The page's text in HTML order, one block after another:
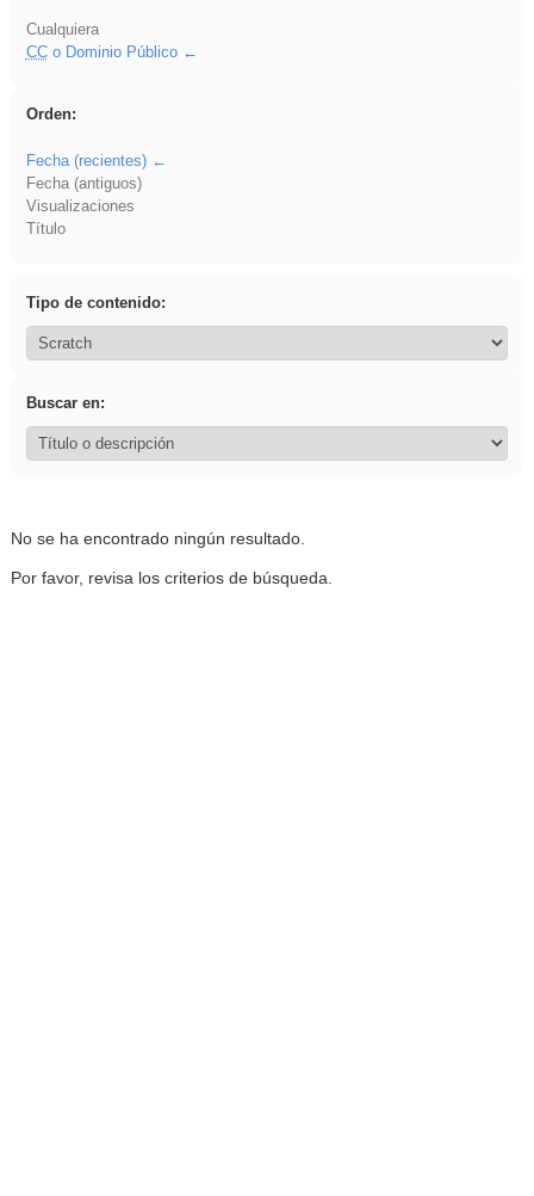
Cualquiera
CCo Dominio Público
Orden:
Fecha (recientes)
Fecha (antiguos)
Visualizaciones
Título
Tipo de contenido:
Buscar en:
No se ha encontrado ningún resultado.
Por favor, revisa los criterios de búsqueda.